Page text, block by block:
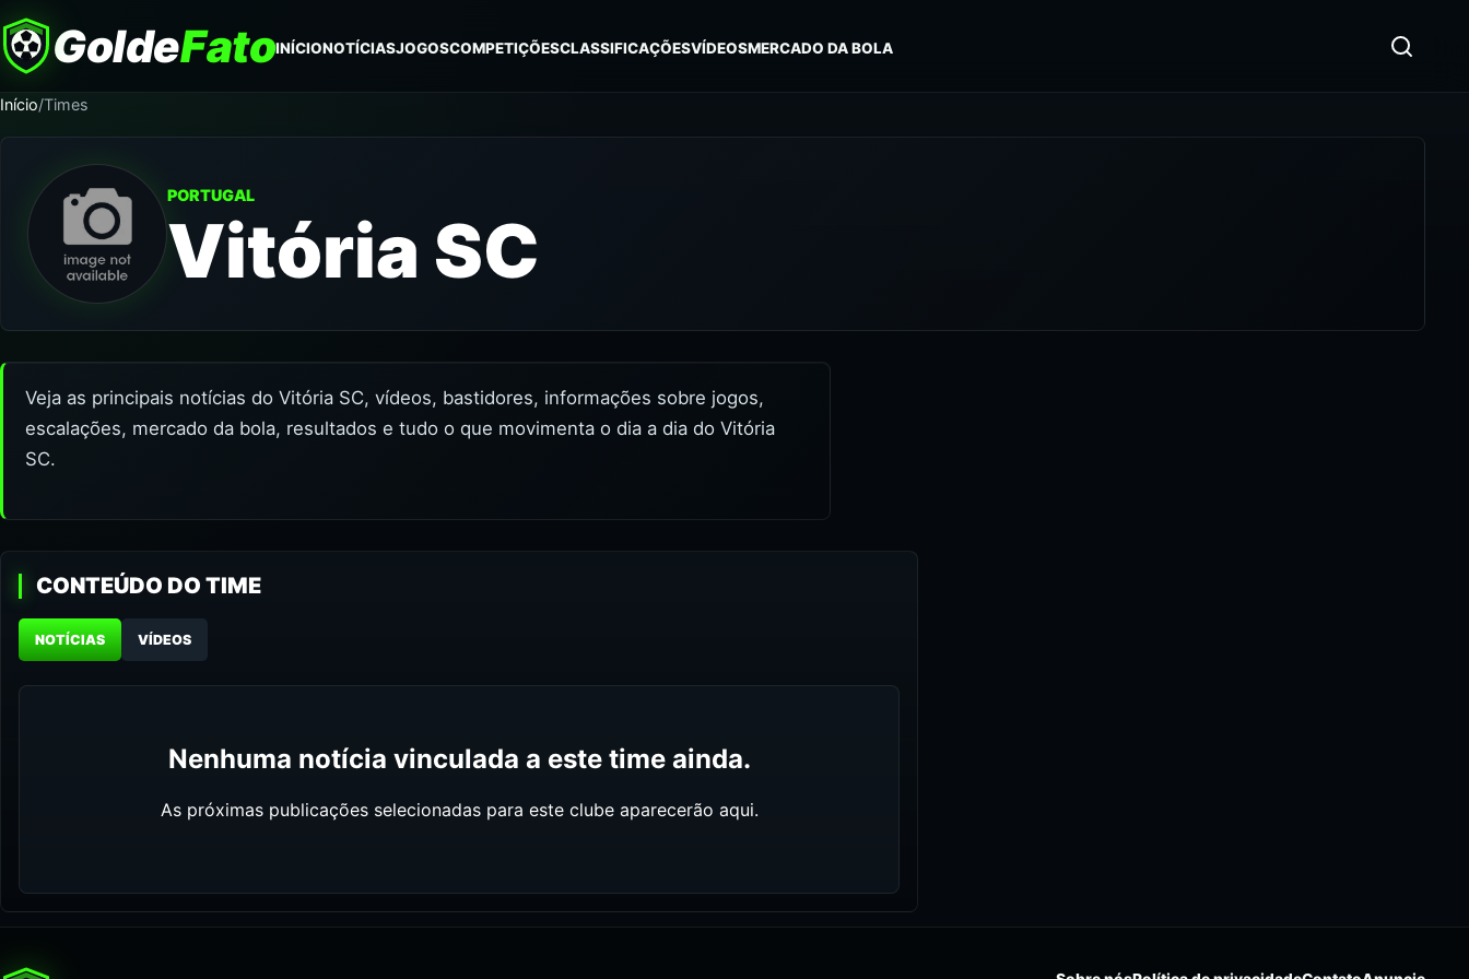
GoldeFatoINÍCIONOTÍCIASJOGOSCOMPETIÇÕESCLASSIFICAÇÕESVÍDEOSMERCADO DA BOLA
Início/Times
PORTUGAL
Vitória SC
Veja as principais notícias do Vitória SC, vídeos, bastidores, informações sobre jogos,
escalações, mercado da bola, resultados e tudo o que movimenta o dia a dia do Vitória
SC.
CONTEÚDO DO TIME
NOTÍCIAS VÍDEOS
Nenhuma notícia vinculada a este time ainda.
As próximas publicações selecionadas para este clube aparecerão aqui.